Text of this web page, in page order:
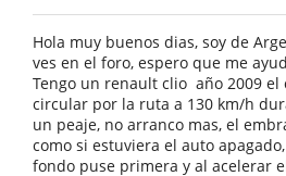
Hola muy buenos dias, soy de
ves en el foro, espero que me
Tengo un renault clio año 2009 el
circular por la ruta a 130 km/h
un peaje, no arranco mas, el
como si estuviera el auto
fondo puse primera y al acelerar